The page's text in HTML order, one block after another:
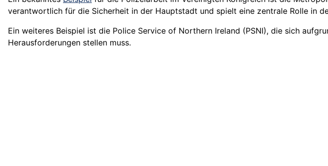
verantwortlich für die Sicherheit in der Hauptstadt und spielt eine zentrale Rolle in
Ein weiteres Beispiel ist die Police Service of Northern Ireland (PSNI), die sich
Herausforderungen stellen muss.